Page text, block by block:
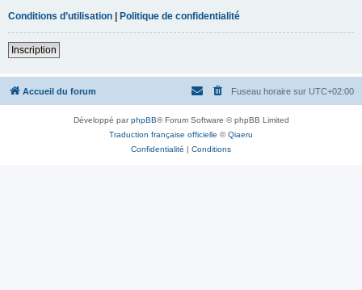
Conditions d’utilisation | Politique de confidentialité
Inscription
Accueil du forum Fuseau horaire sur UTC+02:00
Développé parphpBB® Forum Software © phpBB Limited
Traduction française officielle ©Qiaeru
Confidentialité | Conditions